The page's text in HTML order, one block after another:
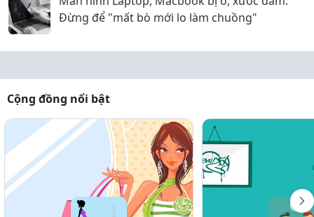
Đừng để "mất bò mới lo làm chuồng"
Cộng đồng nổi bật